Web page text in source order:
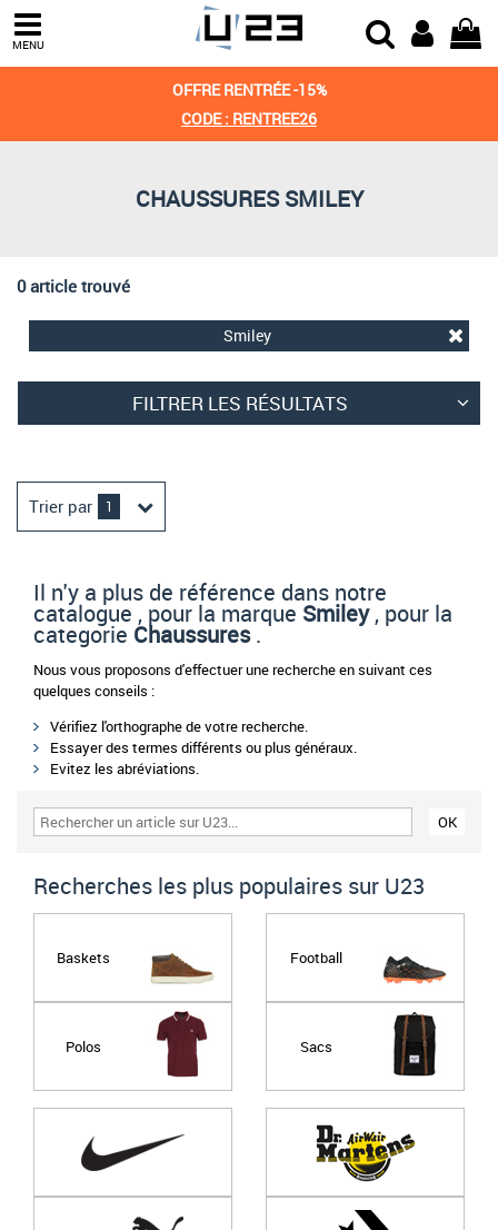
MENU
OFFRE RENTRÉE -15%
CODE : RENTREE26
CHAUSSURES SMILEY
0 article trouvé
Smiley
FILTRER LES RÉSULTATS
Trier par 1
Trier par
Derniers arrivages
Il n'y a plus de référence dans notre
catalogue , pour la marque Smiley, pour la
categorie Chaussures.
Nous vous proposons d'effectuer une recherche en suivant ces
quelques conseils :
Vérifiez l'orthographe de votre recherche.
Essayer des termes différents ou plus généraux.
Evitez les abréviations.
Recherches les plus populaires sur U23
Baskets Football
Polos Sacs